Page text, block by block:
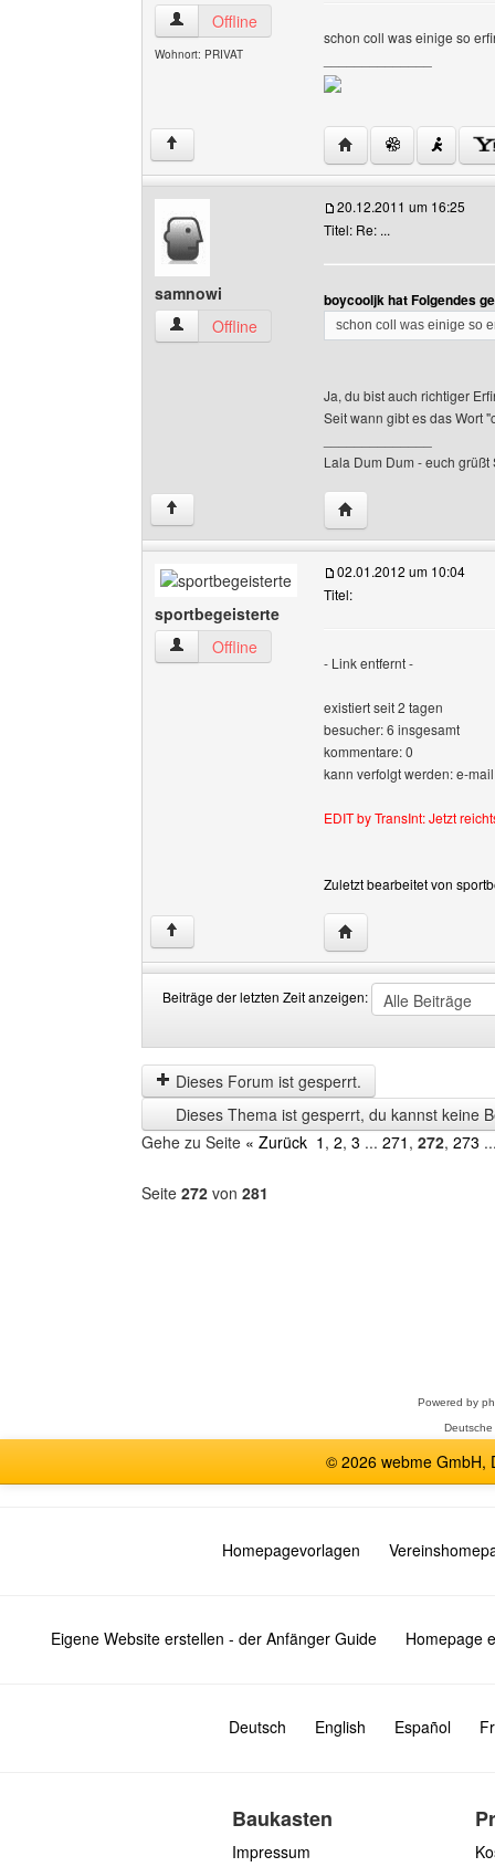
boycooljk Benutzer-Profile anzeigen
Offline
Wohnort: PRIVAT
schon coll was einige so
↑ Website dieses
samnowi
samnowi Benutzer-Profile anzeigen
Offline
20.12.2011 um 16:25
Titel: Re: ...
boycooljk hat Folgendes
schon coll was einige so
Ja, du bist auch richtiger
Seit wann gibt es das Wort
Lala Dum Dum - euch
↑ Website dieses
sportbegeisterte
sportbegeisterte Benutzer-Profile anzeigen
Offline
02.01.2012 um 10:04
Titel:
- Link entfernt -
existiert seit 2 tagen
besucher: 6 insgesamt
kommentare: 0
kann verfolgt werden: e-
EDIT by TransInt: Jetzt
Zuletzt bearbeitet von
↑ Website dieses
Beiträge der letzten Zeit anzeigen:
der
letzten
Zeit
anzeigen
by
Dieses Forum ist gesperrt.
Dieses Thema ist gesperrt, du kannst keine
Gehe zu Seite « Zurück 1 , 2, 3 ... 271 , 272, 273
Seite 272 von 281
Powered by
© 2026 webme GmbH,
Homepagevorlagen
Eigene Website erstellen - der Anfänger Guide Homepage
Deutsch English Español
Baukasten
Impressum